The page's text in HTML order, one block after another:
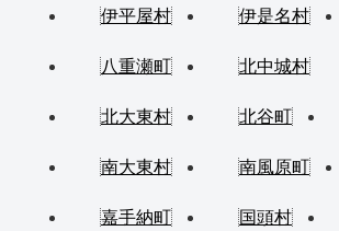
伊平屋村 伊是名村
八重瀬町 北中城村
北大東村 北谷町
南大東村 南風原町
嘉手納町 国頭村